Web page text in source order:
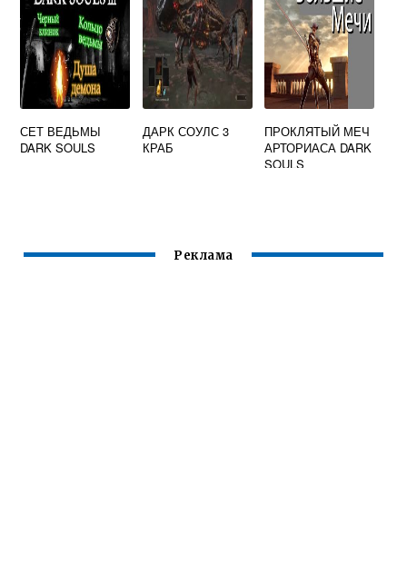
СЕТ ВЕДЬМЫ
DARK SOULS
ДАРК СОУЛС 3
КРАБ
ПРОКЛЯТЫЙ МЕЧ
АРТОРИАСА DARK
SOULS
Реклама